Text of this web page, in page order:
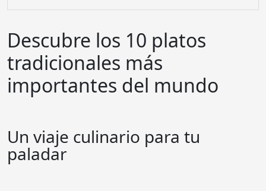
Descubre los 10 platos
tradicionales más
importantes del mundo
Un viaje culinario para tu
paladar